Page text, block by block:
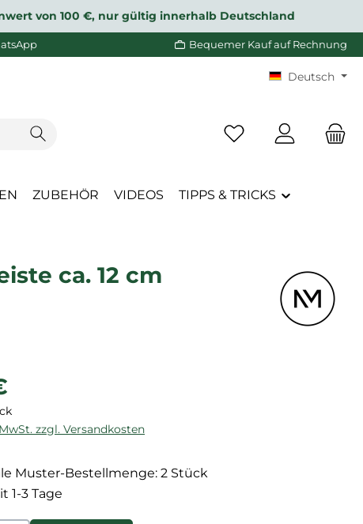
von 100 €, nur gültig innerhalb Deutschland
Bequemer Kauf auf Rechnung
Deutsch
Du hast 0 Produkte
ZUBEHÖR VIDEOS TIPPS & TRICKS
ca. 12 cm
zzgl. Versandkosten
Muster-Bestellmenge: 2 Stück
1-3 Tage